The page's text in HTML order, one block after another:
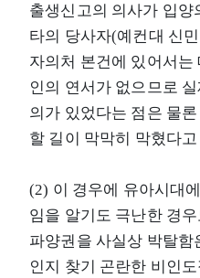
출생신고의 의사가 입양
타의 당사자(예컨대 신
자의처 본건에 있어서
인의 연서가 없으므로
의가 있었다는 점은 물
할 길이 막막히 막혔다
(2) 이 경우에 유아시대
임을 알기도 극난한 경
파양권을 사실상 박탈함
인지 찾기 곤란한 비인